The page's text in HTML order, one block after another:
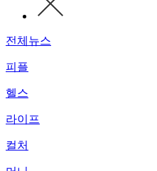
전체뉴스
피플
헬스
라이프
컬처